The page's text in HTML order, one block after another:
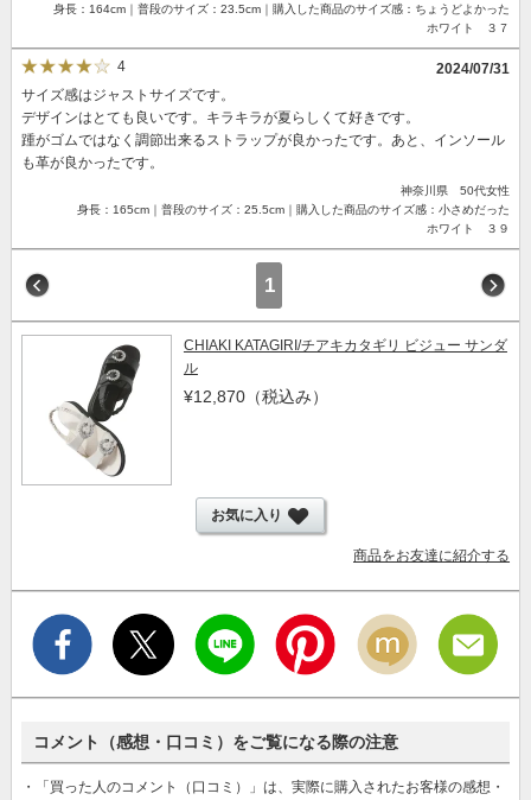
身長：164cm｜普段のサイズ：23.5cm｜購入した商品のサイズ感：ちょうどよかった
ホワイト ３７
4
2024/07/31
サイズ感はジャストサイズです。
デザインはとても良いです。キラキラが夏らしくて好きです。
踵がゴムではなく調節出来るストラップが良かったです。あと、インソール
も革が良かったです。
神奈川県 50代女性
身長：165cm｜普段のサイズ：25.5cm｜購入した商品のサイズ感：小さめだった
ホワイト ３９
1
CHIAKI KATAGIRI/チアキカタギリ ビジュー サンダ
ル
¥12,870（税込み）
お気に入り
商品をお友達に紹介する
コメント（感想・口コミ）をご覧になる際の注意
・「買った人のコメント（口コミ）」は、実際に購入されたお客様の感想・